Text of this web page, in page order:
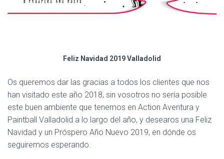
Feliz Navidad 2019 Valladolid
Os queremos dar las gracias a todos los clientes que nos
han visitado este año 2018, sin vosotros no sería posible
este buen ambiente que tenemos en Action Aventura y
Paintball Valladolid a lo largo del año, y desearos una Feliz
Navidad y un Próspero Año Nuevo 2019, en dónde os
seguiremos esperando.